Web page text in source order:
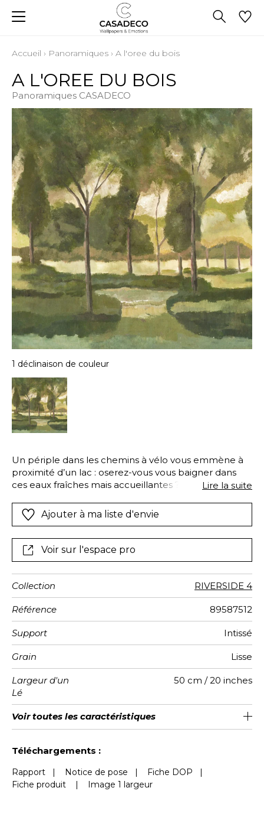
Accueil › Panoramiques › A l'oree du bois
A L'OREE DU BOIS
Panoramiques CASADECO
1 déclinaison de couleur
Un périple dans les chemins à vélo vous emmène à
proximité d’un lac : oserez-vous vous baigner dans
ces eaux fraîches mais accueillantes ? Sous le couvert
sieste…
Lire la suite
Ajouter à ma liste d'envie
Voir sur l'espace pro
Collection RIVERSIDE 4
Référence 89587512
Support Intissé
Grain Lisse
Largeur d'un
Lé
50 cm / 20 inches
Hauteur 310 cm / 122 inches
Largeur
Totale
400 cm / 157 inches
Raccord Raccord droit
Nombre de
lés
8
Poids g/m² 147
Entretien Lavable
Pose colle Encollage du mur
Dépose Arrachage à sec
Norme COV A+
ASTME84 Class A
Norme
euroclass
B s1 d0
Voir toutes les caractéristiques
Téléchargements :
Rapport | Notice de pose | Fiche DOP |
Fiche produit
| Image 1 largeur